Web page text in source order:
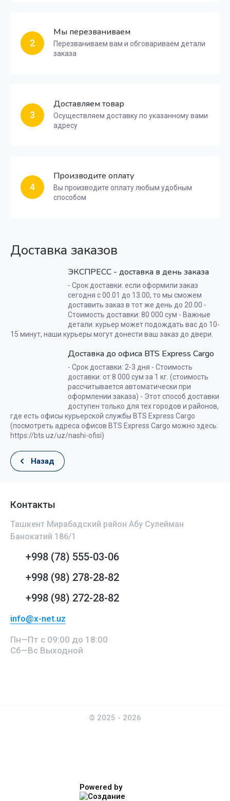
2
Мы перезваниваем
Перезваниваем вам и обговариваем детали
заказа
3
Доставляем товар
Осуществляем доставку по указанному вами
адресу
4
Производите оплату
Вы производите оплату любым удобным
способом
Доставка заказов
ЭКСПРЕСС - доставка в день заказа
- Срок доставки: если оформили заказ
сегодня с 00.01 до 13.00, то мы сможем
доставить заказ в тот же день до 20.00 -
Стоимость доставки: 80 000 сум - Важные
детали: курьер может подождать вас до 10-
15 минут, наши курьеры могут донести ваш заказ до двери.
Доставка до офиса BTS Express Cargo
- Срок доставки: 2-3 дня - Стоимость
доставки: от 8 000 сум за 1 кг. (стоимость
рассчитывается автоматически при
оформлении заказа) - Этот способ доставки
доступен только для тех городов и районов,
где есть офисы курьерской службы BTS Express Cargo
(посмотреть адреса офисов BTS Express Cargo можно здесь:
https://bts.uz/uz/nashi-ofisi)
Назад
Контакты
Ташкент Мирабадский район Абу Сулейман
Банокатий 186/1
+998 (78) 555-03-06
+998 (98) 278-28-82
+998 (98) 272-28-82
info@x-net.uz
Пн—Пт с 09:00 до 18:00
Сб—Вс Выходной
© 2025 - 2026
Powered by